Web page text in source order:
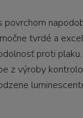
tvrdé a
proti plaku.
z výroby